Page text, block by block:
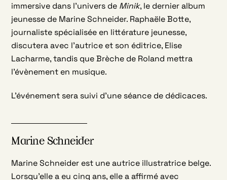
immersive dans l’univers de Minik, le dernier album
jeunesse de Marine Schneider. Raphaële Botte,
journaliste spécialisée en littérature jeunesse,
discutera avec l’autrice et son éditrice, Elise
Lacharme, tandis que Brèche de Roland mettra
l’évènement en musique.
L’événement sera suivi d’une séance de dédicaces.
Marine Schneider
Marine Schneider est une autrice illustratrice belge.
Lorsqu’elle a eu cinq ans, elle a affirmé avec